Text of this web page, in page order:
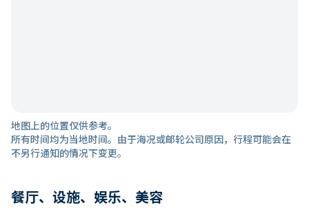
地图上的位置仅供参考。
所有时间均为当地时间。由于海况或邮轮公司原因，行程可能会在
不另行通知的情况下变更。
餐厅、设施、娱乐、美容